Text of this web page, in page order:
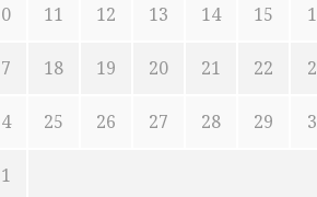
11 12 13 14 15
18 19 20 21 22
25 26 27 28 29